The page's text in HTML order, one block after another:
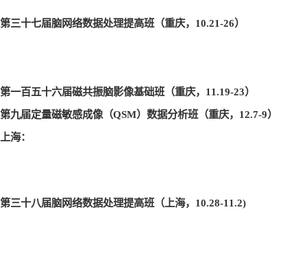
第三十七届脑网络数据处理提高班（重庆，10.21-26）
第一百五十六届磁共振脑影像基础班（重庆，11.19-23）
第九届定量磁敏感成像（QSM）数据分析班（重庆，12.7-9）
上海：
第三十八届脑网络数据处理提高班（上海，10.28-11.2)